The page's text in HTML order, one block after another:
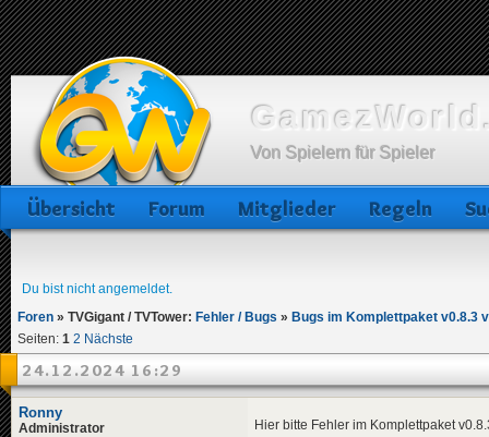
Von Spielern für Spieler
Übersicht Forum Mitglieder Regeln
Du bist nicht angemeldet.
Foren » TVGigant / TVTower: Fehler / Bugs » Bugs im Komplettpaket v0.8.3
Seiten: 1 2 Nächste
24.12.2024 16:29
Ronny
Administrator Hier bitte Fehler im Komplettpaket